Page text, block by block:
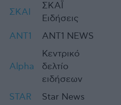
ΣΚΑΙ
ΣΚΑΪ
Ειδήσεις
ANT1 ANT1 ΝEWS
Alpha
Κεντρικό
δελτίο
ειδήσεων
STAR Star News